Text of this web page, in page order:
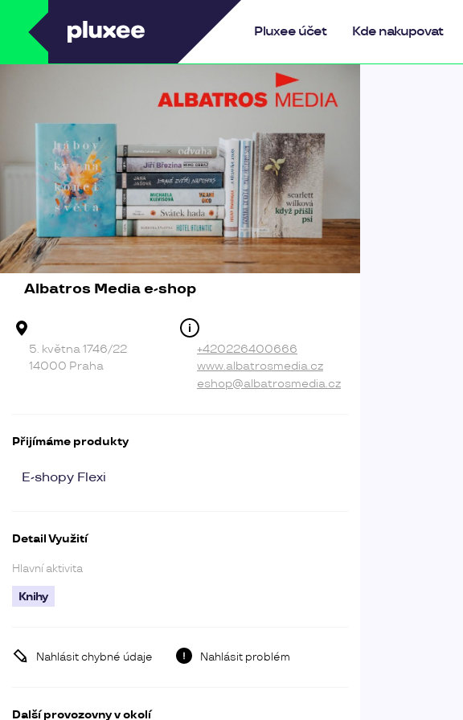
PluxeePluxee účet Kde nakupovat
Albatros Media e-shop
5. května 1746/22
14000 Praha
+420226400666
www.albatrosmedia.cz
eshop@albatrosmedia.cz
Přijímáme produkty
E-shopy Flexi
Detail Využití
Hlavní aktivita
Knihy
Nahlásit chybné údaje Nahlásit problém
Další provozovny v okolí